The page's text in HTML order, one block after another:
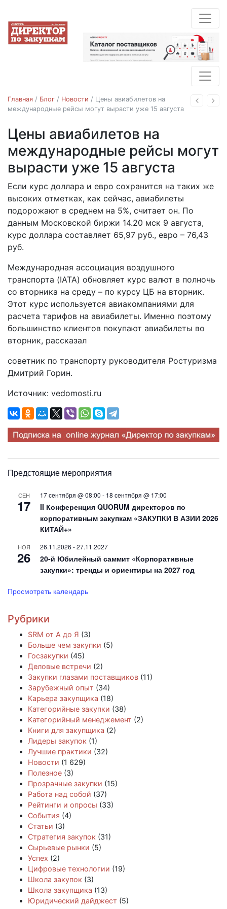
Назад
Главная / Блог / Новости / Цены авиабилетов на
международные рейсы могут вырасти уже 15 августа
Новости
Цены авиабилетов на
международные рейсы могут
вырасти уже 15 августа
15.08.2018
Если курс доллара и евро сохранится на таких же
высоких отметках, как сейчас, авиабилеты
подорожают в среднем на 5%, считает он. По
данным Московской биржи 14.20 мск 9 августа,
курс доллара составляет 65,97 руб., евро – 76,43
руб.
Международная ассоциация воздушного
транспорта (IATA) обновляет курс валют в полночь
со вторника на среду – по курсу ЦБ на вторник.
Этот курс используется авиакомпаниями для
расчета тарифов на авиабилеты. Именно поэтому
большинство клиентов покупают авиабилеты во
вторник, рассказал
советник по транспорту руководителя Ростуризма
Дмитрий Горин.
Источник: vedomosti.ru
Предстоящие мероприятия
СЕН
17
17 сентября @ 08:00 - 18 сентября @ 17:00
II Конференция QUORUM директоров по
корпоративным закупкам «ЗАКУПКИ В АЗИИ 2026
КИТАЙ+»
НОЯ
26
26.11.2026 -27.11.2027
20-й Юбилейный саммит «Корпоративные
закупки»: тренды и ориентиры на 2027 год
Просмотреть календарь
Рубрики
SRM от А до Я (3)
Больше чем закупки (5)
Госзакупки (45)
Деловые встречи (2)
Закупки глазами поставщиков (11)
Зарубежный опыт (34)
Карьера закупщика (18)
Категорийные закупки (38)
Категорийный менеджемент (2)
Книги для закупщика (2)
Лидеры закупок (1)
Лучшие практики (32)
Новости (1 629)
Полезное (3)
Прозрачные закупки (15)
Работа над собой (37)
Рейтинги и опросы (33)
События (4)
Статьи (3)
Стратегия закупок (31)
Сырьевые рынки (5)
Успех (2)
Цифровые технологии (19)
Школа закупок (3)
Школа закупщика (13)
Юридический дайджест (5)